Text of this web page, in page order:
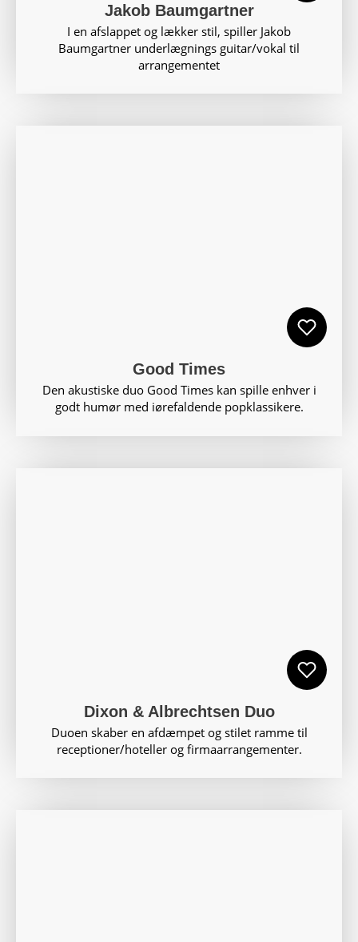
Jakob Baumgartner
I en afslappet og lækker stil, spiller Jakob
Baumgartner underlægnings guitar/vokal til
arrangementet
Good Times
Den akustiske duo Good Times kan spille enhver i
godt humør med iørefaldende popklassikere.
Dixon & Albrechtsen Duo
Duoen skaber en afdæmpet og stilet ramme til
receptioner/hoteller og firmaarrangementer.